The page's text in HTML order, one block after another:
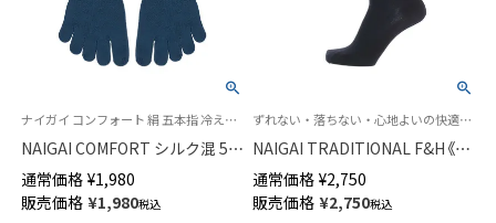
ナイガイ コンフォート 絹 五本指 冷えとり 靴下 レッグソリューション
NAIGAI COMFORT シルク混 5本
指ソックス レディース
03022791
通常価格 ¥1,980
販売価格 ¥1,980税込
ずれない・落ちない・心地よいの快適トリプルニット
NAIGAI TRADITIONAL F&H《カ
シミヤ混》ロングホーズ 部位で
編み方を変えたトリプルニット
ハイソックス メンズ 無地 日本
通常価格 ¥2,750
販売価格 ¥2,750税込